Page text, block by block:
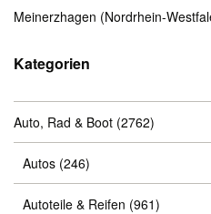
Meinerzhagen (Nordrhein-
Kategorien
Auto, Rad & Boot (2762)
Autos (246)
Autoteile & Reifen (961)